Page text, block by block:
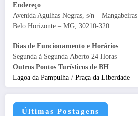
Endereço
Avenida Agulhas Negras, s/n – Mangabeiras
Belo Horizonte – MG, 30210-320
Dias de Funcionamento e Horários
Segunda à Segunda Aberto 24 Horas
Outros Pontos Turísticos de BH
Lagoa da Pampulha / Praça da Liberdade
Últimas Postagens